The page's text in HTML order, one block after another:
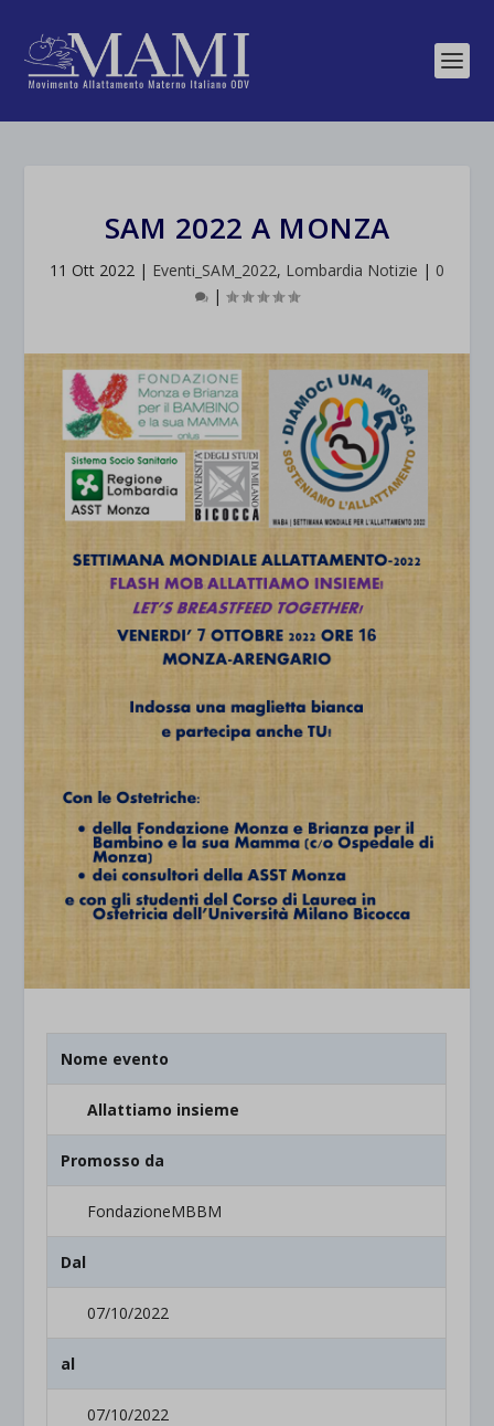
SAM 2022 A MONZA
11 Ott 2022 | Eventi_SAM_2022, Lombardia Notizie | 0
|
Nome evento
Allattiamo insieme
Promosso da
FondazioneMBBM
Dal
07/10/2022
al
07/10/2022